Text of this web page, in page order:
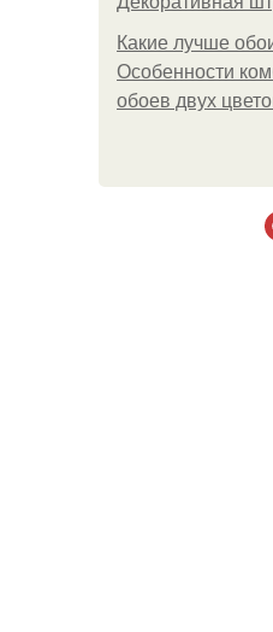
Какие лучше
Особенности
обоев двух